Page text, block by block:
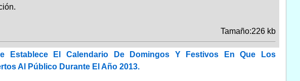
Tamaño:226 kb
Establece El Calendario De Domingos Y Festivos En Que Los
Al Público Durante El Año 2013.